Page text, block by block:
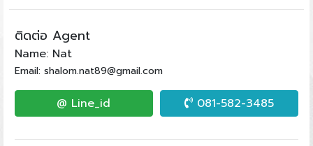
ติดต่อ Agent
Name: Nat
Email: shalom.nat89@gmail.com
@ Line_id 081-582-3485